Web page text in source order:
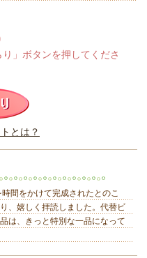
」ボタンを押してくださ
とは？
間をかけて完成されたとのこ
、嬉しく拝読しました。代替ビ
は、きっと特別な一品になって